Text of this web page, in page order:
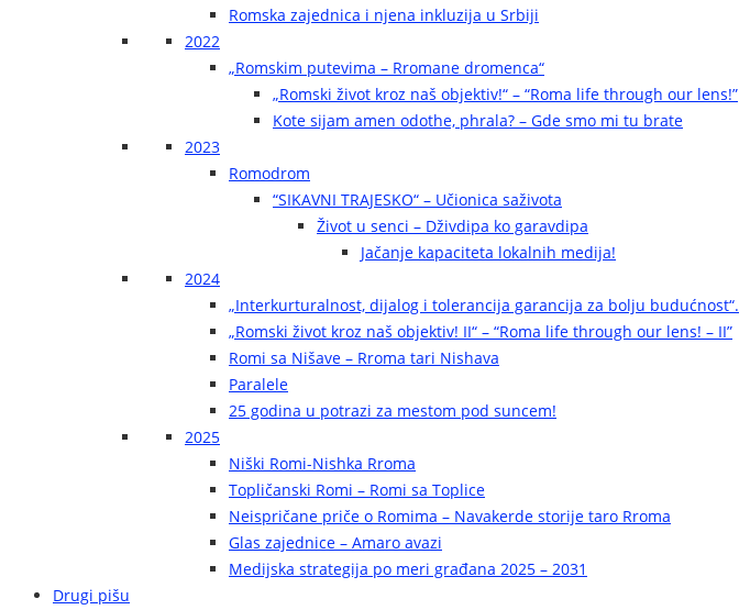
Romska zajednica i njena inkluzija u Srbiji
2022
„Romskim putevima – Rromane dromenca“
„Romski život kroz naš objektiv!“ – “Roma life through our lens!”
Kote sijam amen odothe, phrala? – Gde smo mi tu brate
2023
Romodrom
“SIKAVNI TRAJESKO“ – Učionica saživota
Život u senci – Dživdipa ko garavdipa
Jačanje kapaciteta lokalnih medija!
2024
„Interkurturalnost, dijalog i tolerancija garancija za bolju budućnost“.
„Romski život kroz naš objektiv! II“ – “Roma life through our lens! – II”
Romi sa Nišave – Rroma tari Nishava
Paralele
25 godina u potrazi za mestom pod suncem!
2025
Niški Romi-Nishka Rroma
Topličanski Romi – Romi sa Toplice
Neispričane priče o Romima – Navakerde storije taro Rroma
Glas zajednice – Amaro avazi
Medijska strategija po meri građana 2025 – 2031
Drugi pišu